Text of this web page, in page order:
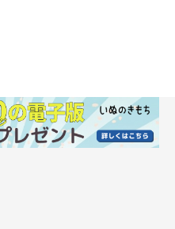
いるときの気持ち